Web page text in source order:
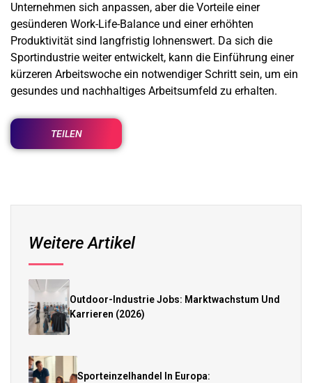
Unternehmen sich anpassen, aber die Vorteile einer
gesünderen Work-Life-Balance und einer erhöhten
Produktivität sind langfristig lohnenswert. Da sich die
Sportindustrie weiter entwickelt, kann die Einführung einer
kürzeren Arbeitswoche ein notwendiger Schritt sein, um ein
gesundes und nachhaltiges Arbeitsumfeld zu erhalten.
TEILEN
Weitere Artikel
Outdoor-Industrie Jobs: Marktwachstum Und
Karrieren (2026)
Sporteinzelhandel In Europa: